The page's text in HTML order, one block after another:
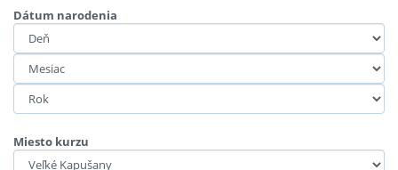
Dátum narodenia
Miesto kurzu